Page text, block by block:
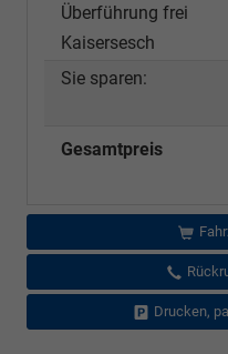
Überführung frei
Kaisersesch
Sie sparen:
Gesamtpreis
Drucken,